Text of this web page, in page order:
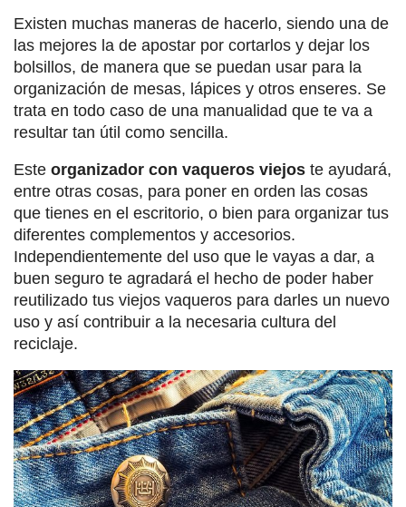
Existen muchas maneras de hacerlo, siendo una de
las mejores la de apostar por cortarlos y dejar los
bolsillos, de manera que se puedan usar para la
organización de mesas, lápices y otros enseres. Se
trata en todo caso de una manualidad que te va a
resultar tan útil como sencilla.
Este organizador con vaqueros viejos te ayudará,
entre otras cosas, para poner en orden las cosas
que tienes en el escritorio, o bien para organizar tus
diferentes complementos y accesorios.
Independientemente del uso que le vayas a dar, a
buen seguro te agradará el hecho de poder haber
reutilizado tus viejos vaqueros para darles un nuevo
uso y así contribuir a la necesaria cultura del
reciclaje.